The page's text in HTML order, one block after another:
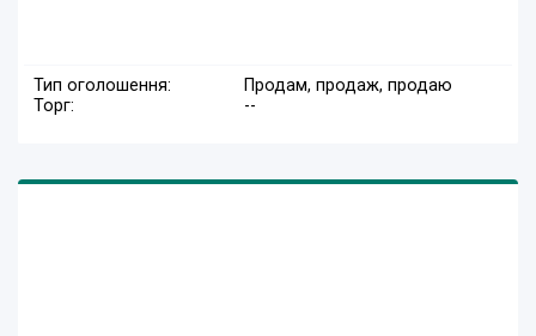
Тип оголошення:
Продам, продаж, продаю
Торг:
--